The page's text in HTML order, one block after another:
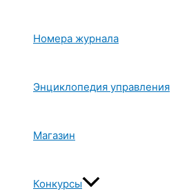
Номера журнала
Энциклопедия управления
Магазин
Конкурсы